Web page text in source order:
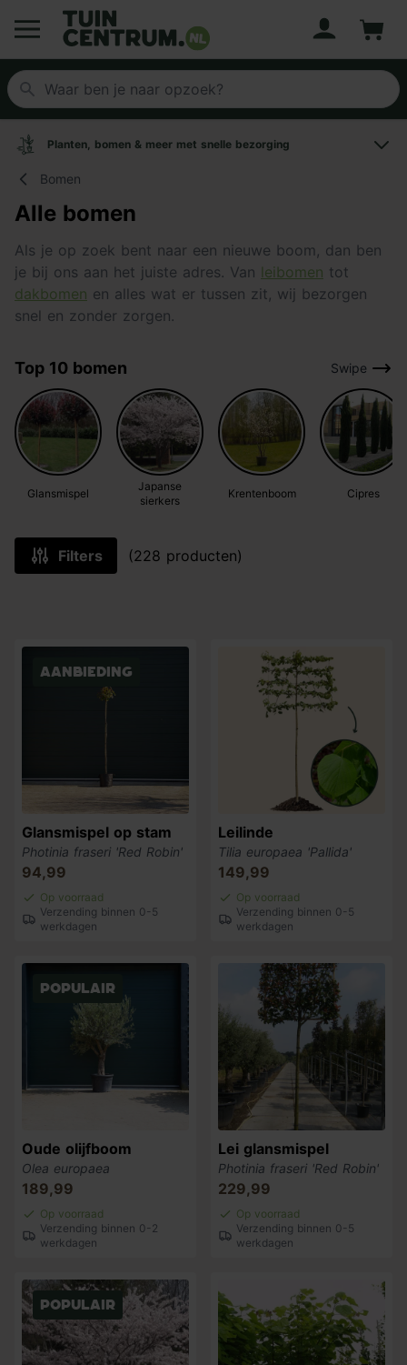
Logo Tuincentrum.nl
Planten, bomen & meer met snelle bezorging
Bomen
Alle bomen
Als je op zoek bent naar een nieuwe boom, dan ben
je bij ons aan het juiste adres. Van leibomen tot
dakbomen en alles wat er tussen zit, wij bezorgen
snel en zonder zorgen.
Top 10 bomen Swipe
Glansmispel
Japanse
sierkers
Krentenboom Cipres
Filters (228 producten)
Aanbieding
Glansmispel op stam
Photinia fraseri 'Red Robin'
94,99
Op voorraad
Verzending binnen 0-5
werkdagen
Leilinde
Tilia europaea 'Pallida'
149,99
Op voorraad
Verzending binnen 0-5
werkdagen
Populair
Oude olijfboom
Olea europaea
189,99
Op voorraad
Verzending binnen 0-2
werkdagen
Lei glansmispel
Photinia fraseri 'Red Robin'
229,99
Op voorraad
Verzending binnen 0-5
werkdagen
Populair